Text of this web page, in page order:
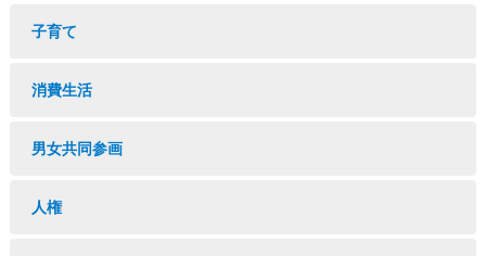
子育て
消費生活
男女共同参画
人権